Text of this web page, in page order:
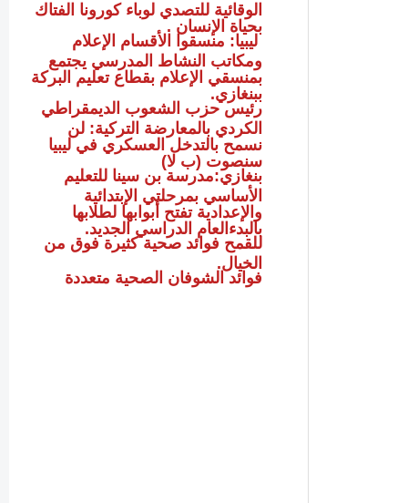
الوقائية للتصدي لوباء كورونا الفتاك
بحياة الإنسان .
ليبيا: منسقوا الأقسام الإعلام
ومكاتب النشاط المدرسي يجتمع
بمنسقي الإعلام بقطاع تعليم البركة
ببنغازي.
رئيس حزب الشعوب الديمقراطي
الكردي بالمعارضة التركية: لن
نسمح بالتدخل العسكري في ليبيا
سنصوت (ب لا)
بنغازي:مدرسة بن سينا للتعليم
الأساسي بمرحلتي الإبتدائية
والإعدادية تفتح أبوابها لطلابها
بالبدءالعام الدراسي الجديد.
للقمح فوائد صحية كثيرة فوق من
الخيال.
فوائد الشوفان الصحية متعددة